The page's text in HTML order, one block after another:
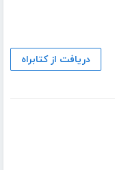
دریافت از کتابراه